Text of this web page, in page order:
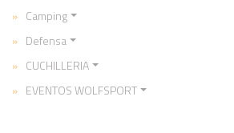
Camping
Defensa
CUCHILLERIA
EVENTOS WOLFSPORT